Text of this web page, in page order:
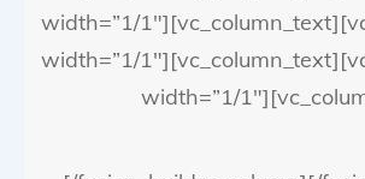
width=”1/
width=”1/
width=”1/